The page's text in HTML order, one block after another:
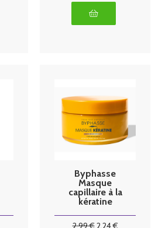
Byphasse
Masque
capillaire à la
kératine
2.99€2.24€